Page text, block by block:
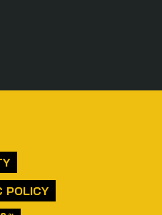
POLICY